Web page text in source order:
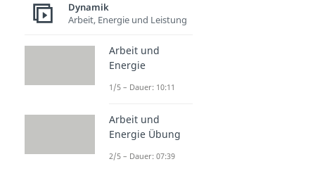
Hubarbeit
Dauer: 03:44
Dynamik
Arbeit, Energie und Leistung
Arbeit und
Energie
1/5 – Dauer: 10:11
Arbeit und
Energie Übung
2/5 – Dauer: 07:39